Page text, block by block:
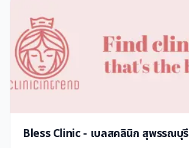
Bless Clinic - เบลสคลินิก สุพรรณบุรี